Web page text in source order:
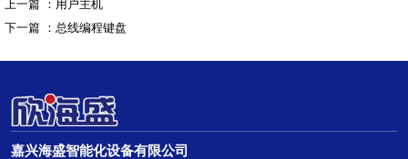
上一篇 ： 用户主机
下一篇 ： 总线编程键盘
嘉兴海盛智能化设备有限公司